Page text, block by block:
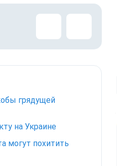
грядущей
на Украине
могут похитить